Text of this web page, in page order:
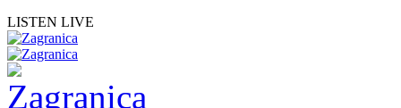
LISTEN LIVE